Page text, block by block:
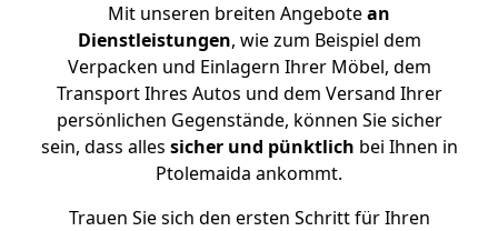
Mit unseren breiten Angebotean
Dienstleistungen, wie zum Beispiel dem
Verpacken und Einlagern Ihrer Möbel, dem
Transport Ihres Autos und dem Versand Ihrer
persönlichen Gegenstände, können Sie sicher
sein, dass alles sicher und pünktlich bei Ihnen in
Ptolemaida ankommt.
Trauen Sie sich den ersten Schritt für Ihren